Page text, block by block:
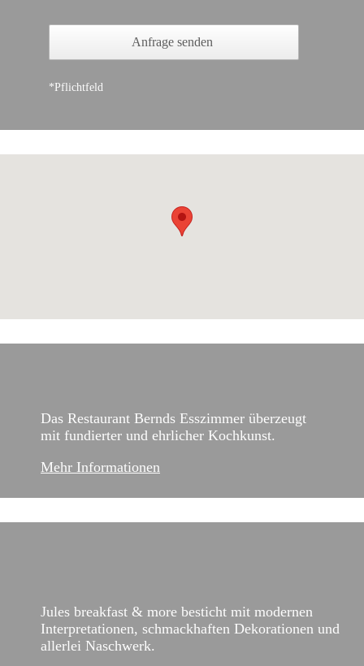
Anfrage senden
*Pflichtfeld
Das Restaurant Bernds Esszimmer überzeugt
mit fundierter und ehrlicher Kochkunst.
Mehr Informationen
Jules breakfast & more besticht mit modernen
Interpretationen, schmackhaften Dekorationen und
allerlei Naschwerk.